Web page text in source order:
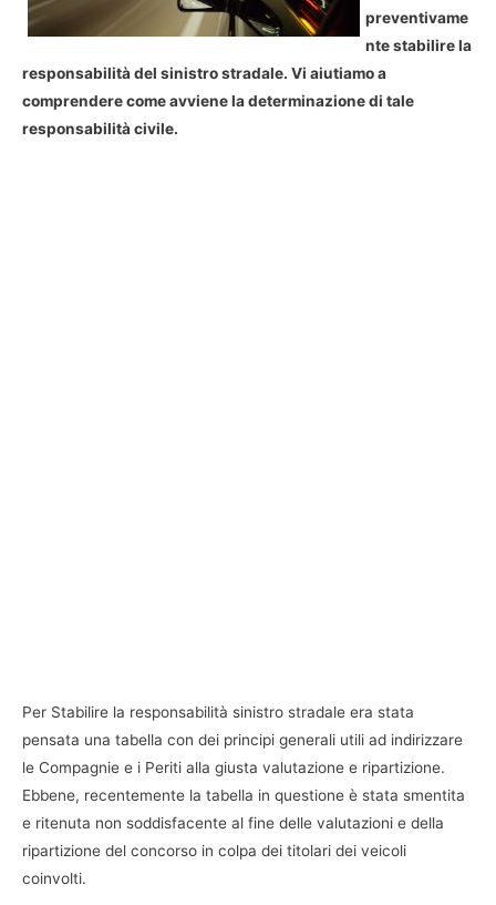
preventivame
nte stabilire la
responsabilità del sinistro stradale. Vi aiutiamo a
comprendere come avviene la determinazione di tale
responsabilità civile.
Per Stabilire la responsabilità sinistro stradale era stata
pensata una tabella con dei principi generali utili ad indirizzare
le Compagnie e i Periti alla giusta valutazione e ripartizione.
Ebbene, recentemente la tabella in questione è stata smentita
e ritenuta non soddisfacente al fine delle valutazioni e della
ripartizione del concorso in colpa dei titolari dei veicoli
coinvolti.